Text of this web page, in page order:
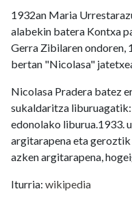
1932an Maria
alabekin batera Kontxa
Gerra Zibilaren ondoren,
bertan "Nicolasa"
Nicolasa Pradera batez
sukaldaritza liburuagatik:
edonolako liburua.1933.
argitarapena eta
azken argitarapena,
Iturria: wikipedia